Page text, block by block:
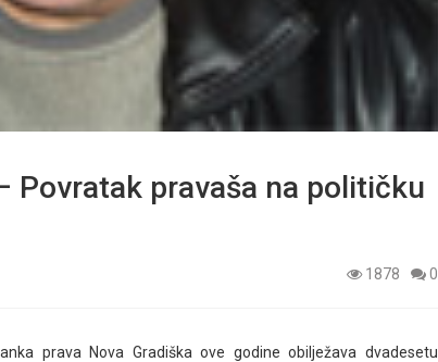
Povratak pravaša na političku
1878 0
prava Nova Gradiška ove godine obilježava dvadesetu